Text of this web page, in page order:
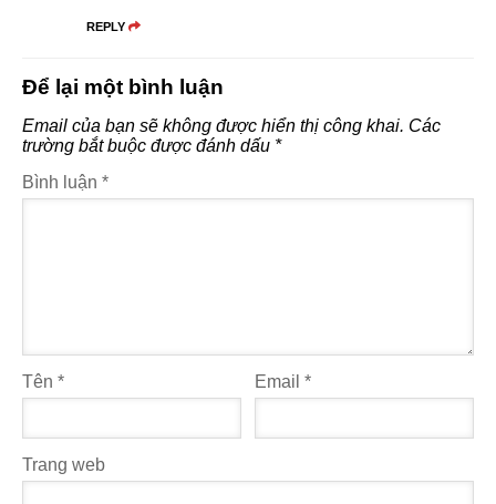
REPLY
Để lại một bình luận
Email của bạn sẽ không được hiển thị công khai. Các
trường bắt buộc được đánh dấu *
Bình luận *
Tên * Email*
Trang web